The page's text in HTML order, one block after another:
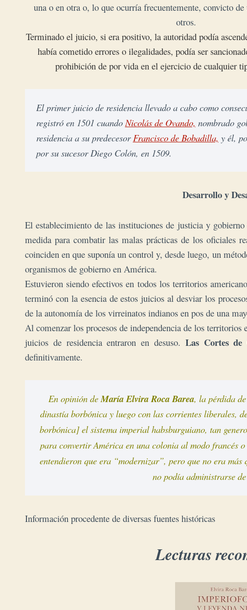
una o en otra o, lo que ocurría frecuentemente, convicto
otros.
Terminado el juicio, si era positivo, la autoridad podía
había cometido errores o ilegalidades, podía ser
prohibición de por vida en el ejercicio de cualquier
El primer juicio de residencia llevado a cabo como
registró en 1501 cuando Nicolás de Ovando, nombrado
residencia a su predecesor Francisco de Bobadilla, y él,
por su sucesor Diego Colón, en 1509.
Desarrollo y
El establecimiento de las instituciones de justicia y
medida para combatir las malas prácticas de los oficiales
coinciden en que suponía un control y, desde luego, un
organismos de gobierno en América.
Estuvieron siendo efectivos en todos los territorios
terminó con la esencia de estos juicios al desviar los
de la autonomía de los virreinatos indianos en pos de una
Al comenzar los procesos de independencia de los
juicios de residencia entraron en desuso. Las Cortes de
definitivamente.
En opinión de María Elvira Roca Barea, la pérdida
dinastía borbónica y luego con las corrientes liberales,
borbónica] el sistema imperial habsburguiano, tan
para convertir América en una colonia al modo francés
entendieron que era “modernizar”, pero que no era
no podía administrarse
Información procedente de diversas fuentes históricas
Lecturas